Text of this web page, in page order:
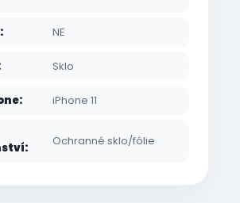
: NE
Sklo
: iPhone 11
: Ochranné sklo/fólie